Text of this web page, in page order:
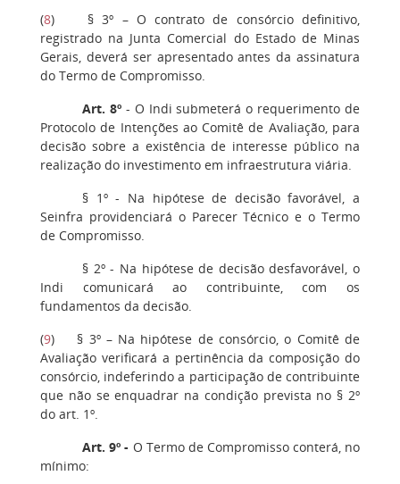
(8) § 3º – O contrato de consórcio definitivo,
registrado na Junta Comercial do Estado de Minas
Gerais, deverá ser apresentado antes da assinatura
do Termo de Compromisso.
Art. 8º - O Indi submeterá o requerimento de
Protocolo de Intenções ao Comitê de Avaliação, para
decisão sobre a existência de interesse público na
realização do investimento em infraestrutura viária.
§ 1º - Na hipótese de decisão favorável, a
Seinfra providenciará o Parecer Técnico e o Termo
de Compromisso.
§ 2º - Na hipótese de decisão desfavorável, o
Indi comunicará ao contribuinte, com os
fundamentos da decisão.
(9) § 3º – Na hipótese de consórcio, o Comitê de
Avaliação verificará a pertinência da composição do
consórcio, indeferindo a participação de contribuinte
que não se enquadrar na condição prevista no § 2º
do art. 1º.
Art. 9º - O Termo de Compromisso conterá, no
mínimo: